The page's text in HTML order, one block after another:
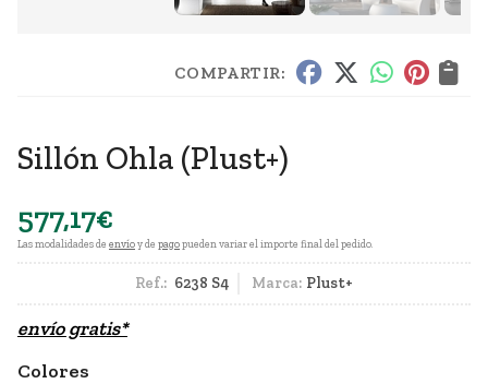
COMPARTIR:
Sillón Ohla (Plust+)
577,17€
Las modalidades de envíoy de pagopueden variar el importe final del pedido.
Ref.: 6238 S4 Marca: Plust+
envío gratis*
Colores